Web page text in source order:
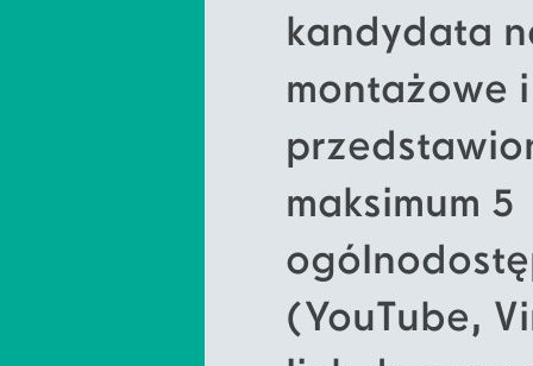
kandydata
montażowe
maksimum
(YouTube,